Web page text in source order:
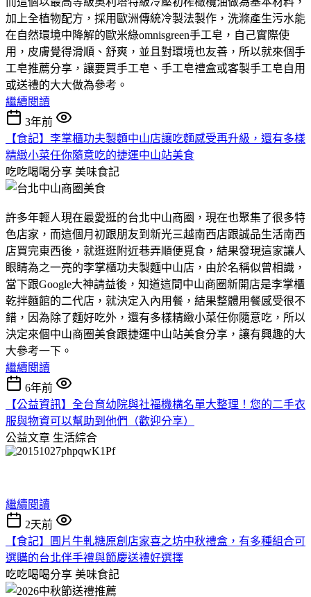
加上全植物配方，採用歐洲傳統冷製法製作，洗滌產生污水能
在自然環境中降解的歐米綠omnisgreen手工皂，自己實際使
用，皮膚覺得滑順、舒爽，並且對環境也友善，所以就來個手
工皂推薦分享，讓要買手工皂、手工皂禮盒或客製手工皂自用
或送禮的大大做為參考。
繼續閱讀
3年前
【食記】李掌櫃功夫製麵中山店讓吃麵感受再升級，還有多樣
精緻小菜任你隨意吃的捷運中山站美食
吃吃喝喝分享 美味食記
許多年輕人現在最愛逛的台北中山商圈，現在也聚集了很多特
色店家，而這個月初跟朋友到新光三越南西店跟誠品生活南西
店買完東西後，就逛逛附近巷弄順便覓食，結果發現這家讓人
眼睛為之一亮的李掌櫃功夫製麵中山店，由於名稱似曾相識，
當下跟Google大神請益後，知道這間中山商圈新開店是李掌櫃
乾拌麵館的二代店，就決定入內用餐，結果整體用餐感受很不
錯，因為除了麵好吃外，還有多樣精緻小菜任你隨意吃，所以
決定來個中山商圈美食跟捷運中山站美食分享，讓有興趣的大
大參考一下。
繼續閱讀
6年前
【公益資訊】全台育幼院與社福機構名單大整理！您的二手衣
服與物資可以幫助到他們（歡迎分享）
公益文章 生活綜合
繼續閱讀
2天前
【食記】圓片牛軋糖原創店家喜之坊中秋禮盒，有多種組合可
選購的台北伴手禮與節慶送禮好選擇
吃吃喝喝分享 美味食記